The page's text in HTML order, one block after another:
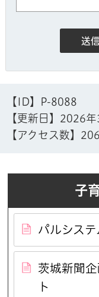
【ID】
P-8088
【更新日】 2026年
【アクセス数】 206
子
パルシス
茨城新聞
ト